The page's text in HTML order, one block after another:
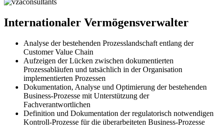
Internationaler Vermögensverwalter
Analyse der bestehenden Prozesslandschaft entlang der
Customer Value Chain
Aufzeigen der Lücken zwischen dokumentierten
Prozessabläufen und tatsächlich in der Organisation
implementierten Prozessen
Dokumentation, Analyse und Optimierung der bestehenden
Business-Prozesse mit Unterstützung der
Fachverantwortlichen
Definition und Dokumentation der regulatorisch notwendigen
Kontroll-Prozesse für die überarbeiteten Business-Prozesse